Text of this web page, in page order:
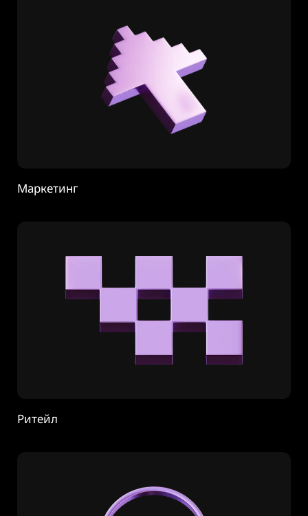
Маркетинг
Ритейл